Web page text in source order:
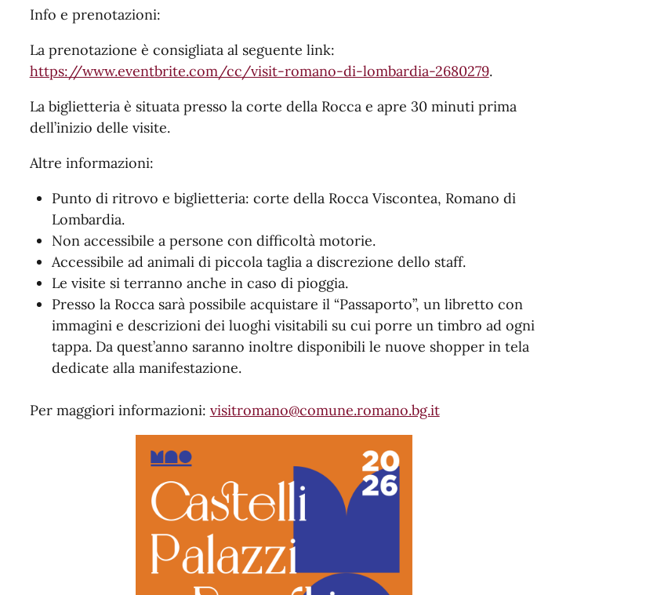
Info e prenotazioni:
La prenotazione è consigliata al seguente link:
https://www.eventbrite.com/cc/visit-romano-di-lombardia-2680279.
La biglietteria è situata presso la corte della Rocca e apre 30 minuti prima
dell’inizio delle visite.
Altre informazioni:
Punto di ritrovo e biglietteria: corte della Rocca Viscontea, Romano di
Lombardia.
Non accessibile a persone con difficoltà motorie.
Accessibile ad animali di piccola taglia a discrezione dello staff.
Le visite si terranno anche in caso di pioggia.
Presso la Rocca sarà possibile acquistare il “Passaporto”, un libretto con
immagini e descrizioni dei luoghi visitabili su cui porre un timbro ad ogni
tappa. Da quest’anno saranno inoltre disponibili le nuove shopper in tela
dedicate alla manifestazione.
Per maggiori informazioni: visitromano@comune.romano.bg.it